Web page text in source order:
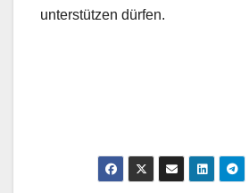
unterstützen dürfen.